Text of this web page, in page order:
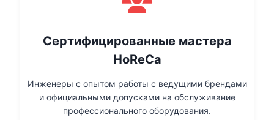
Сертифицированные мастера
HoReCa
Инженеры с опытом работы с ведущими брендами
и официальными допусками на обслуживание
профессионального оборудования.